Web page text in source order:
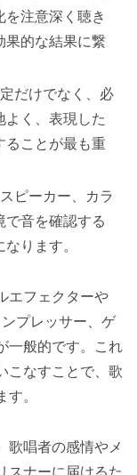
を注意深く聴き
果的な結果に繋
だけでなく、必
よく、表現した
ることが最も重
ピーカー、カラ
で音を確認する
ります。
エフェクターや
プレッサー、ゲ
一般的です。これ
こなすことで、歌
。
歌唱者の感情やメ
スナーに届けるた